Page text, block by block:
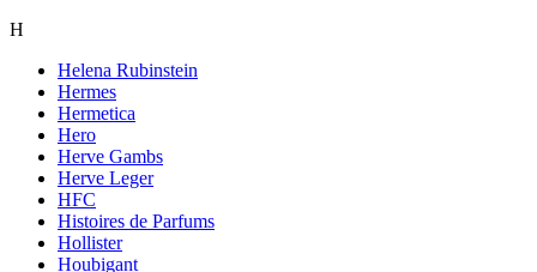
H
Helena Rubinstein
Hermes
Hermetica
Hero
Herve Gambs
Herve Leger
HFC
Histoires de Parfums
Hollister
Houbigant